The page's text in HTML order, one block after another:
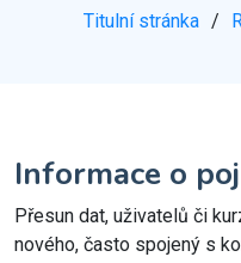
Titulní stránka
Informace o
Přesun dat, uživatelů či
nového, často spojený s